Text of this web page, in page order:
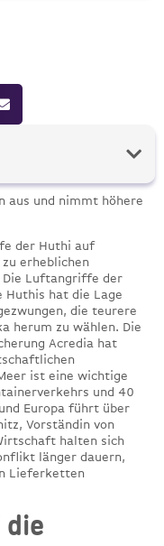
aus und nimmt höhere
der Huthi auf
erheblichen
Luftangriffe der
Huthis hat die Lage
die teurere
herum zu wählen. Die
Acredia hat
ist eine wichtige
und 40
Europa führt über
Vorständin von
halten sich
länger dauern,
Lieferketten
die